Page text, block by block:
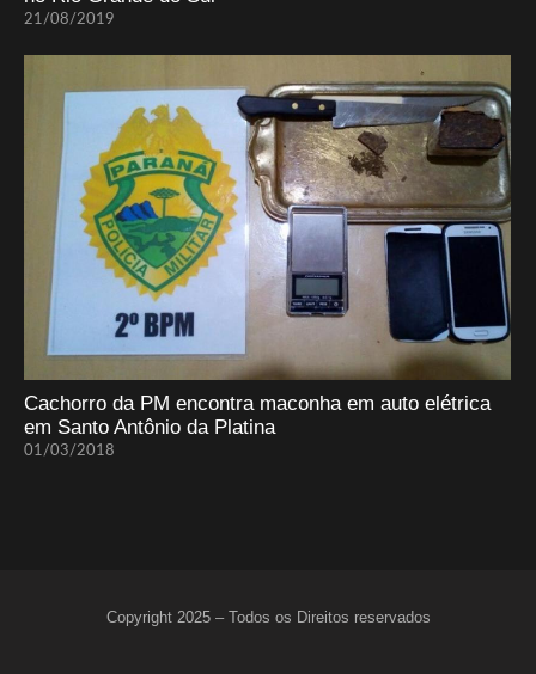
21/08/2019
Cachorro da PM encontra maconha em auto elétrica
em Santo Antônio da Platina
01/03/2018
Copyright 2025 – Todos os Direitos reservados